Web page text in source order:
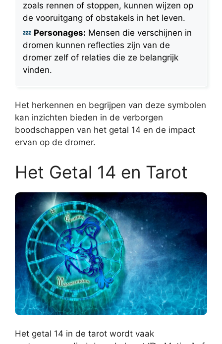
zoals rennen of stoppen, kunnen wijzen op
de vooruitgang of obstakels in het leven.
Personages: Mensen die verschijnen in
dromen kunnen reflecties zijn van de
dromer zelf of relaties die ze belangrijk
vinden.
Het herkennen en begrijpen van deze symbolen
kan inzichten bieden in de verborgen
boodschappen van het getal 14 en de impact
ervan op de dromer.
Het Getal 14 en Tarot
Het getal 14 in de tarot wordt vaak